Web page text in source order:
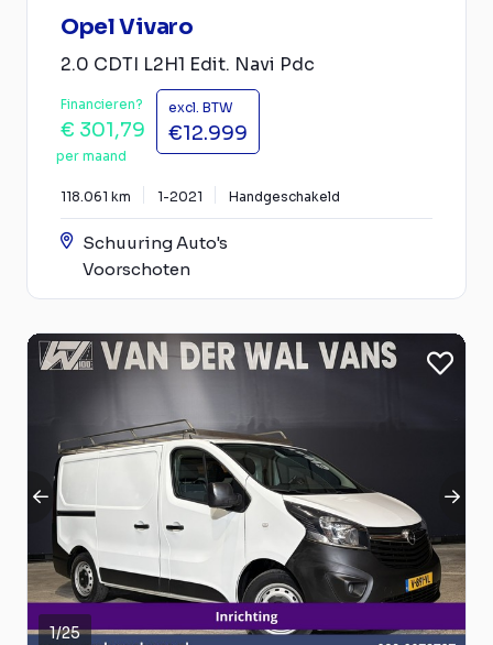
Opel Vivaro
2.0 CDTI L2H1 Edit. Navi Pdc
Financieren?
€ 301,79
per maand
excl. BTW
€12.999
118.061 km 1-2021 Handgeschakeld
Schuuring Auto's
Voorschoten
1/25